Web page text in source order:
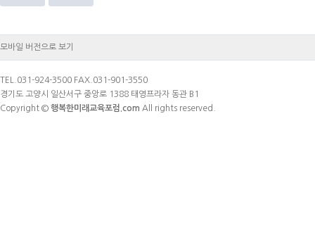
모바일 버전으로 보기
TEL.031-924-3500 FAX.031-901-3550
경기도 고양시 일산서구 중앙로 1388 태영프라자 동관 B1
Copyright © 행복한미래교육포럼.com All rights reserved.